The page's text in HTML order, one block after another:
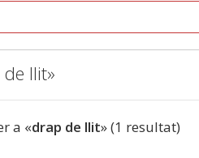
llit»
a «drap de llit» (1 resultat)